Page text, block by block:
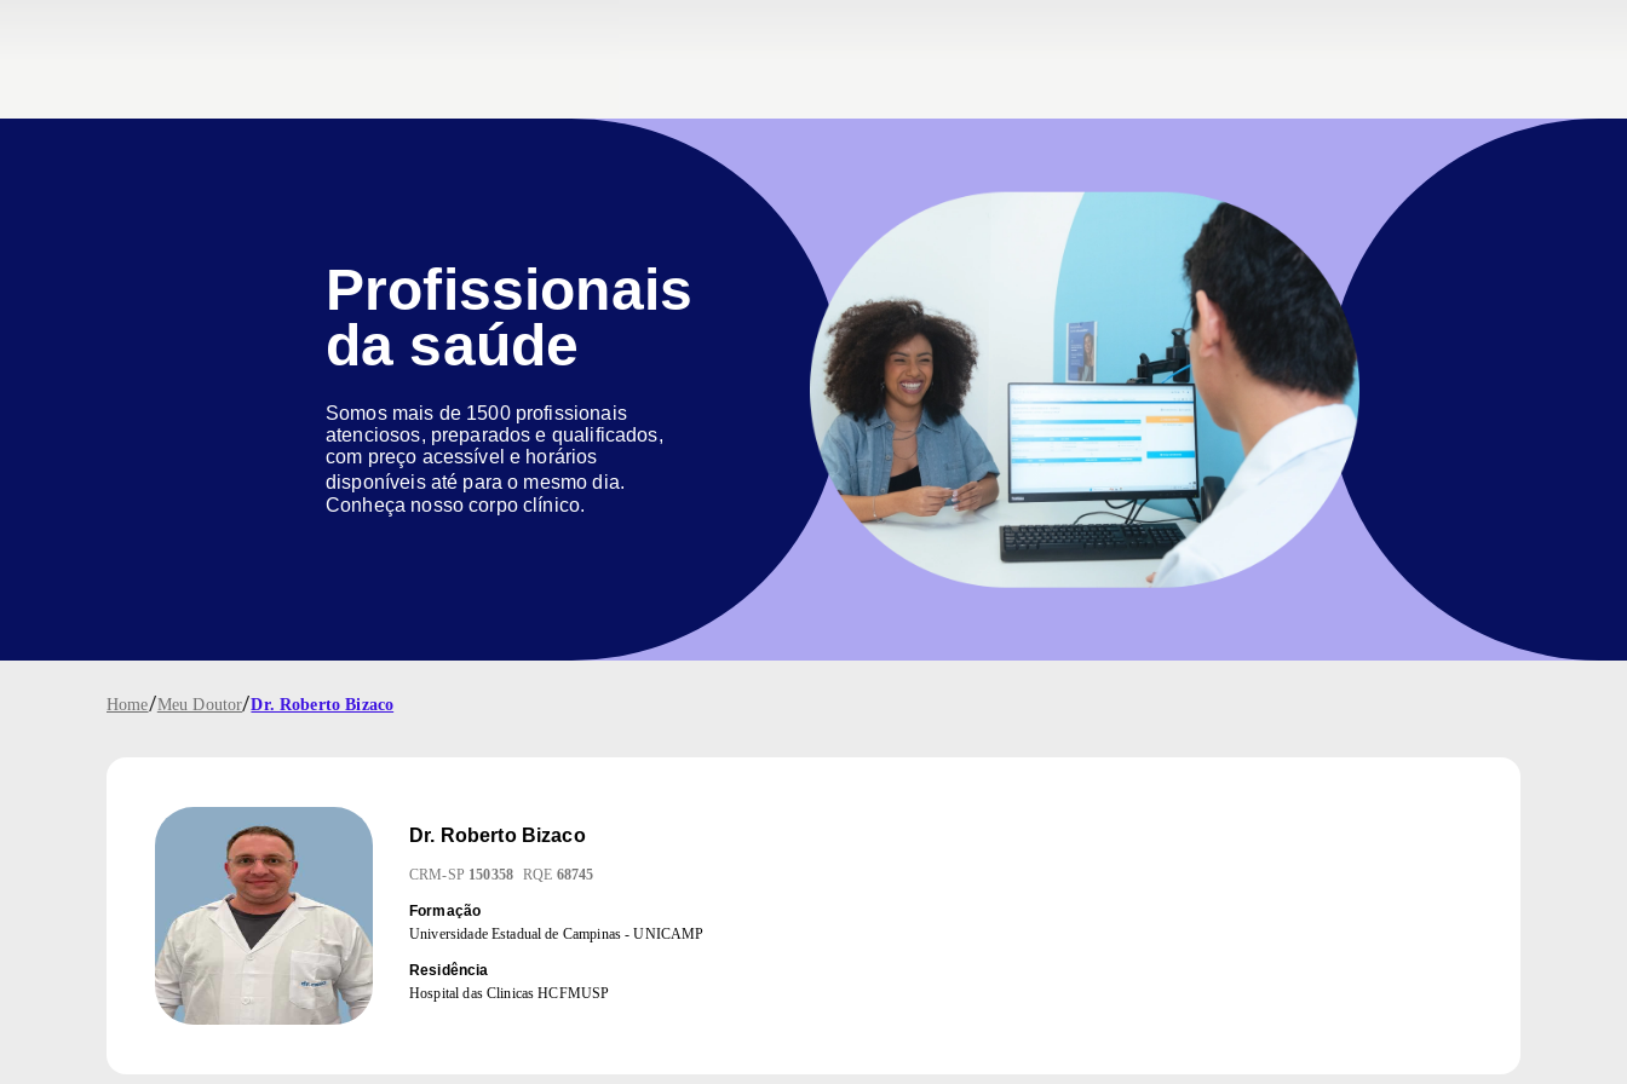
Profissionais
da saúde
Somos mais de 1500 profissionais
atenciosos, preparados e qualificados,
com preço acessível e horários
disponíveis até para o mesmo dia.
Conheça nosso corpo clínico.
Home/Meu Doutor/Dr. Roberto Bizaco
Dr. Roberto Bizaco
CRM-SP 150358 RQE 68745
Formação
Universidade Estadual de Campinas - UNICAMP
Residência
Hospital das Clinicas HCFMUSP